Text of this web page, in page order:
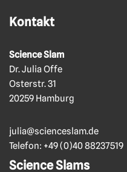
Kontakt
Science Slam
Dr. Julia Offe
Osterstr. 31
20259 Hamburg
julia@scienceslam.de
Telefon: +49 (0)40 88237519
Science Slams